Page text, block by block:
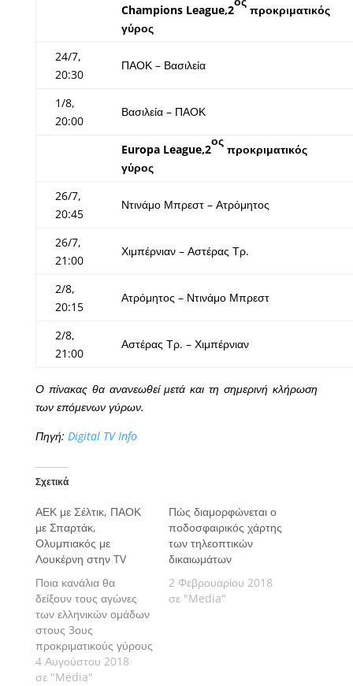
Champions League,2
προκριματικός
γύρος
24/7,
20:30
ΠΑΟΚ – Βασιλεία
1/8,
20:00
Βασιλεία – ΠΑΟΚ
Europa League,2
ος
προκριματικός
γύρος
26/7,
20:45
Ντινάμο Μπρεστ – Ατρόμητος
26/7,
21:00
Χιμπέρνιαν – Αστέρας Τρ.
2/8,
20:15
Ατρόμητος – Ντινάμο Μπρεστ
2/8,
21:00
Αστέρας Τρ. – Χιμπέρνιαν
Ο πίνακας θα ανανεωθεί μετά και τη σημερινή κλήρωση
των επόμενων γύρων.
Πηγή: Digital TV Info
Σχετικά
ΑΕΚ με Σέλτικ, ΠΑΟΚ
με Σπαρτάκ,
Ολυμπιακός με
Λουκέρνη στην TV
Ποια κανάλια θα
δείξουν τους αγώνες
των ελληνικών ομάδων
στους 3ους
προκριματικούς γύρους
του Champions
League και του Europa
4 Αυγούστου 2018
σε "Media"
Πώς διαμορφώνεται ο
ποδοσφαιρικός χάρτης
των τηλεοπτικών
δικαιωμάτων
2 Φεβρουαρίου 2018
σε "Media"